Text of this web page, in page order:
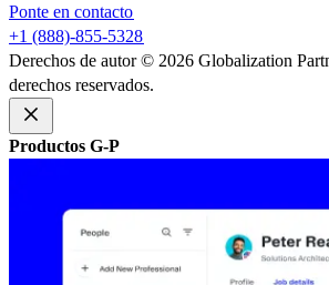
Ponte en contacto​​
+1 (888)-855-5328​​
Derechos de autor © 2026 Globalization
derechos reservados.​​
Productos G-P​​